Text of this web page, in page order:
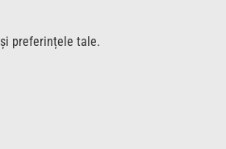
preferințele tale.